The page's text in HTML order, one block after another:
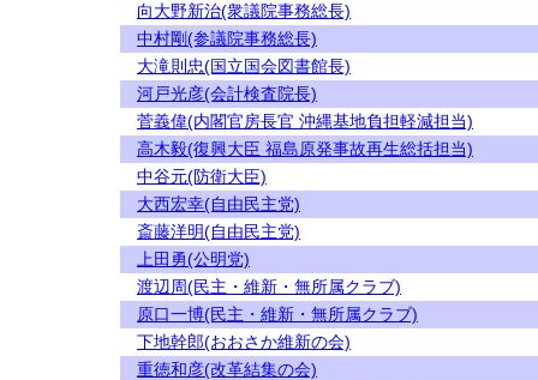
向大野新治(衆議院事務総長)
中村剛(参議院事務総長)
大滝則忠(国立国会図書館長)
河戸光彦(会計検査院長)
菅義偉(内閣官房長官 沖縄基地負担軽減担当)
高木毅(復興大臣 福島原発事故再生総括担当)
中谷元(防衛大臣)
大西宏幸(自由民主党)
斎藤洋明(自由民主党)
上田勇(公明党)
渡辺周(民主・維新・無所属クラブ)
原口一博(民主・維新・無所属クラブ)
下地幹郎(おおさか維新の会)
重徳和彦(改革結集の会)